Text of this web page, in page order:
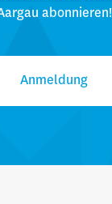
abonnieren!
Anmeldung